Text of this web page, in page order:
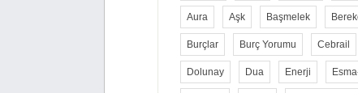
Aura Aşk Başmelek
Burçlar Burç Yorumu Cebrail
Dolunay Dua Enerji